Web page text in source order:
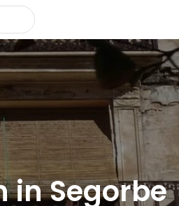
in Segorbe